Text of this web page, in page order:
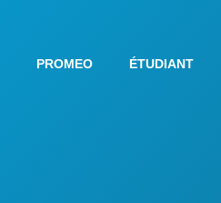
PROMEO ÉTUDIANT